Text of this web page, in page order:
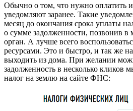
Обычно о том, что нужно оплатить
уведомляют заранее. Такие
месяц до окончания срока уплаты
о сумме задолженности, позвонив в
орган. А лучше всего
ресурсами. Это и быстро, и так же
выходить из дома. При желании
задолженность в несколько кликов
налог на землю на сайте ФНС: